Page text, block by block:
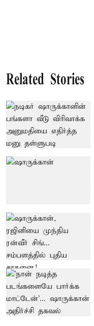
Related Stories